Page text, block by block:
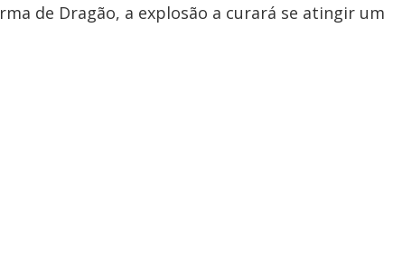
de Dragão, a explosão a curará se atingir um